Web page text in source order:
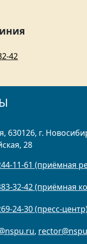
42
630126, г.
28
11-61 (приёмная
32-42 (приёмная
24-30 (пресс-
,